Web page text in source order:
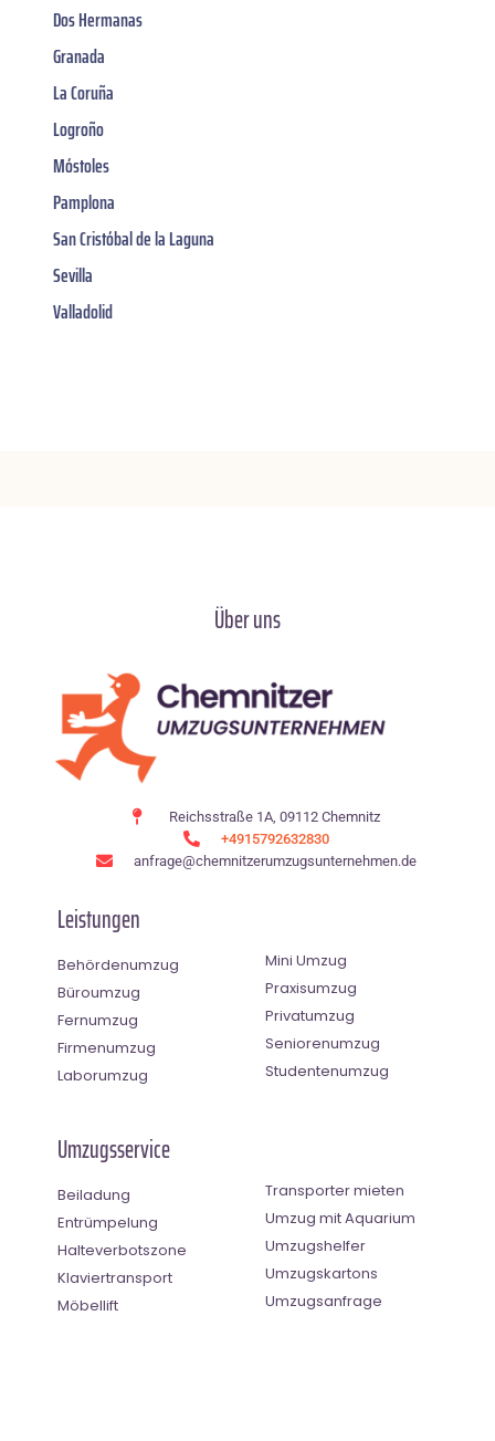
Dos Hermanas
Granada
La Coruña
Logroño
Móstoles
Pamplona
San Cristóbal de la Laguna
Sevilla
Valladolid
Über uns
Reichsstraße 1A, 09112 Chemnitz
+4915792632830
anfrage@chemnitzerumzugsunternehmen.de
Leistungen
Behördenumzug
Büroumzug
Fernumzug
Firmenumzug
Laborumzug
Mini Umzug
Praxisumzug
Privatumzug
Seniorenumzug
Studentenumzug
Umzugsservice
Beiladung
Entrümpelung
Halteverbotszone
Klaviertransport
Möbellift
Transporter mieten
Umzug mit Aquarium
Umzugshelfer
Umzugskartons
Umzugsanfrage